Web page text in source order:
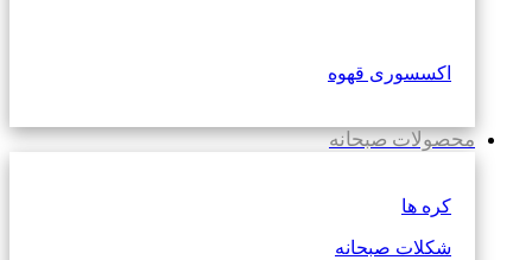
اکسسوری قهوه
محصولات صبحانه
کره ها
شکلات صبحانه